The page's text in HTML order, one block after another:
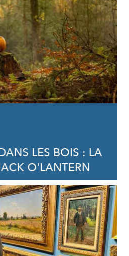
LES BOIS : LA
O'LANTERN